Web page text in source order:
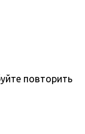
повторить